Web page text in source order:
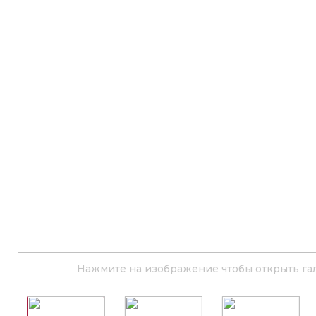
Нажмите на изображение чтобы открыть